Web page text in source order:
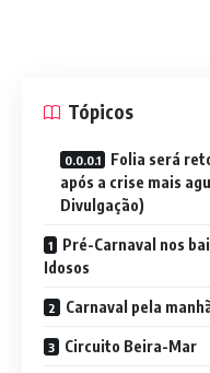
Tópicos
Folia será
após a crise mais
Divulgação)
Pré-Carnaval nos
Idosos
Carnaval pela
Circuito Beira-Mar